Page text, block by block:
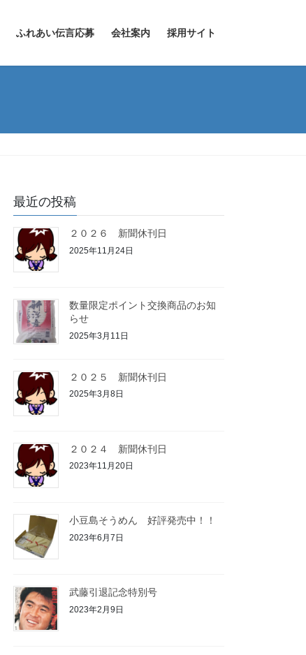
ふれあい伝言応募 会社案内 採用サイト
最近の投稿
２０２６ 新聞休刊日
2025年11月24日
数量限定ポイント交換商品のお知
らせ
2025年3月11日
２０２５ 新聞休刊日
2025年3月8日
２０２４ 新聞休刊日
2023年11月20日
小豆島そうめん 好評発売中！！
2023年6月7日
武藤引退記念特別号
2023年2月9日